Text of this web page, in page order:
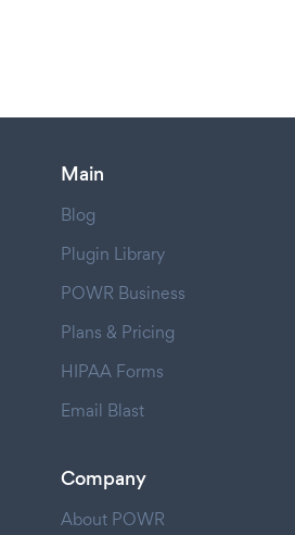
Main
Blog
Plugin Library
POWR Business
Plans & Pricing
HIPAA Forms
Email Blast
Company
About POWR